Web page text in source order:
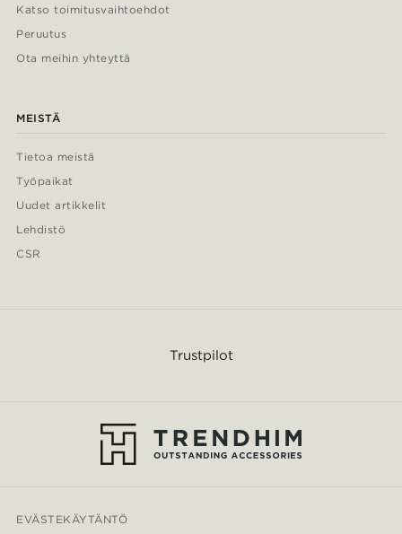
Katso toimitusvaihtoehdot
Peruutus
Ota meihin yhteyttä
MEISTÄ
Tietoa meistä
Työpaikat
Uudet artikkelit
Lehdistö
CSR
Trustpilot
EVÄSTEKÄYTÄNTÖ